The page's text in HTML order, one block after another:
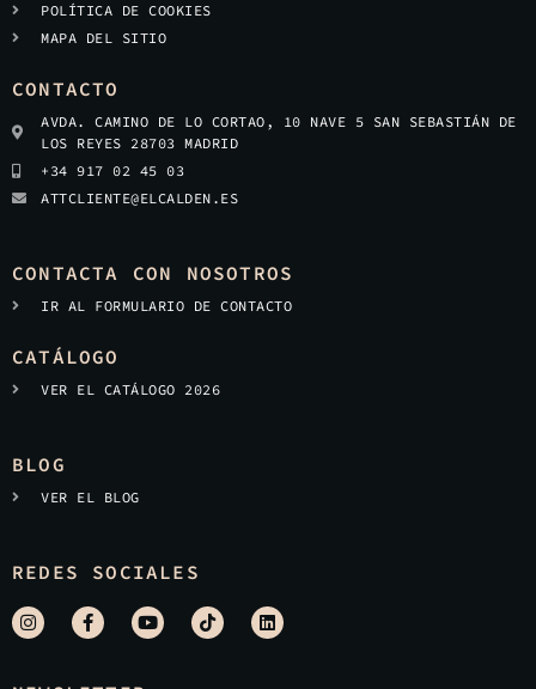
POLÍTICA DE COOKIES
MAPA DEL SITIO
CONTACTO
AVDA. CAMINO DE LO CORTAO, 10 NAVE 5 SAN SEBASTIÁN DE
LOS REYES 28703 MADRID
+34 917 02 45 03
ATTCLIENTE@ELCALDEN.ES
CONTACTA CON NOSOTROS
IR AL FORMULARIO DE CONTACTO
CATÁLOGO
VER EL CATÁLOGO 2026
BLOG
VER EL BLOG
REDES SOCIALES